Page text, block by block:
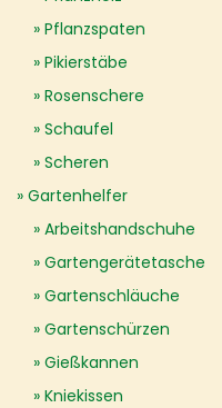
Pflanzspaten
Pikierstäbe
Rosenschere
Schaufel
Scheren
Gartenhelfer
Arbeitshandschuhe
Gartengerätetasche
Gartenschläuche
Gartenschürzen
Gießkannen
Kniekissen